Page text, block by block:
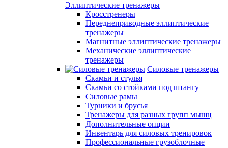
Эллиптические тренажеры
Кросстренеры
Переднеприводные эллиптические
тренажеры
Магнитные эллиптические тренажеры
Механические эллиптические
тренажеры
Силовые тренажеры
Скамьи и стулья
Скамьи со стойками под штангу
Силовые рамы
Турники и брусья
Тренажеры для разных групп мышц
Дополнительные опции
Инвентарь для силовых тренировок
Профессиональные грузоблочные